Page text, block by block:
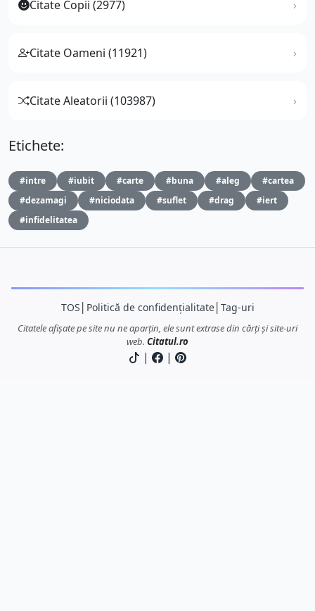
Citate Copii (2977)
Citate Oameni (11921)
Citate Aleatorii (103987)
Etichete:
#intre #iubit #carte #buna #aleg
#cartea
#dezamagi
#niciodata #suflet #drag
#iert
#infidelitatea
TOS Politică de confidențialitate│ Tag-uri
Citatele afișate pe site nu ne aparțin, ele sunt extrase din cărți și site-uri
web. Citatul.ro
| |